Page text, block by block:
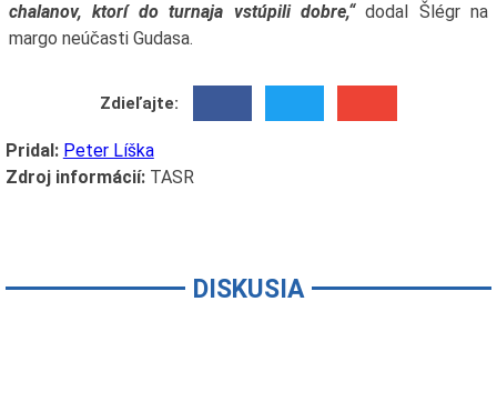
chalanov, ktorí do turnaja vstúpili dobre,“dodal Šlégr na
margo neúčasti Gudasa.
Zdieľajte:
Pridal: Peter Líška
Zdroj informácií:TASR
DISKUSIA